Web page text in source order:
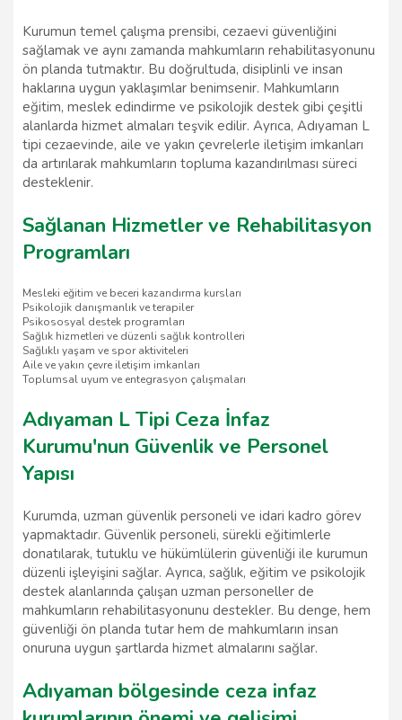
Kurumun temel çalışma prensibi, cezaevi güvenliğini
sağlamak ve aynı zamanda mahkumların rehabilitasyonunu
ön planda tutmaktır. Bu doğrultuda, disiplinli ve insan
haklarına uygun yaklaşımlar benimsenir. Mahkumların
eğitim, meslek edindirme ve psikolojik destek gibi çeşitli
alanlarda hizmet almaları teşvik edilir. Ayrıca, Adıyaman L
tipi cezaevinde, aile ve yakın çevrelerle iletişim imkanları
da artırılarak mahkumların topluma kazandırılması süreci
desteklenir.
Sağlanan Hizmetler ve Rehabilitasyon
Programları
Mesleki eğitim ve beceri kazandırma kursları
Psikolojik danışmanlık ve terapiler
Psikososyal destek programları
Sağlık hizmetleri ve düzenli sağlık kontrolleri
Sağlıklı yaşam ve spor aktiviteleri
Aile ve yakın çevre iletişim imkanları
Toplumsal uyum ve entegrasyon çalışmaları
Adıyaman L Tipi Ceza İnfaz
Kurumu'nun Güvenlik ve Personel
Yapısı
Kurumda, uzman güvenlik personeli ve idari kadro görev
yapmaktadır. Güvenlik personeli, sürekli eğitimlerle
donatılarak, tutuklu ve hükümlülerin güvenliği ile kurumun
düzenli işleyişini sağlar. Ayrıca, sağlık, eğitim ve psikolojik
destek alanlarında çalışan uzman personeller de
mahkumların rehabilitasyonunu destekler. Bu denge, hem
güvenliği ön planda tutar hem de mahkumların insan
onuruna uygun şartlarda hizmet almalarını sağlar.
Adıyaman bölgesinde ceza infaz